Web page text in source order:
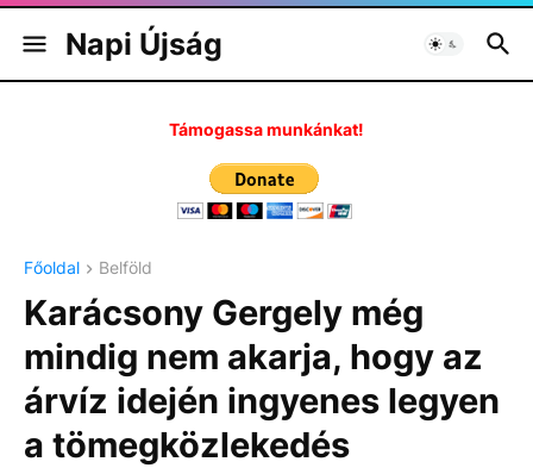
Napi Újság
Támogassa munkánkat!
Főoldal Belföld
Karácsony Gergely még
mindig nem akarja, hogy az
árvíz idején ingyenes legyen
a tömegközlekedés